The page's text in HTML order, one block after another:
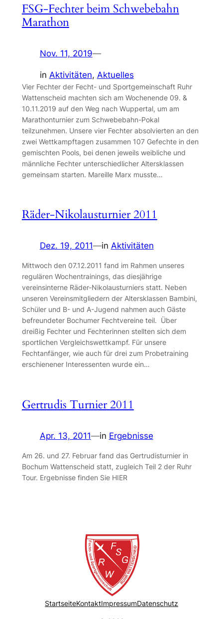
FSG-Fechter beim Schwebebahn
Marathon
Nov. 11, 2019—
in Aktivitäten, Aktuelles
Vier Fechter der Fecht- und Sportgemeinschaft Ruhr
Wattenscheid machten sich am Wochenende 09. &
10.11.2019 auf den Weg nach Wuppertal, um am
Marathonturnier zum Schwebebahn-Pokal
teilzunehmen. Unsere vier Fechter absolvierten an den
zwei Wettkampftagen zusammen 107 Gefechte in den
gemischten Pools, bei denen jeweils weibliche und
männliche Fechter unterschiedlicher Altersklassen
gemeinsam starten. Mareille Marx musste…
Räder-Nikolausturnier 2011
Dez. 19, 2011—in Aktivitäten
Mittwoch den 07.12.2011 fand im Rahmen unseres
regulären Wochentrainings, das diesjährige
vereinsinterne Räder-Nikolausturniers statt. Neben
unseren Vereinsmitgliedern der Altersklassen Bambini,
Schüler und B- und A-Jugend nahmen auch Gäste
befreundeter Bochumer Fechtvereine teil. Über
dreißig Fechter und Fechterinnen stellten sich dem
sportlichen Vergleichswettkampf. Für unsere
Fechtanfänger, wie auch für drei zum Probetraining
erschienener Interessenten wurde ein…
Gertrudis Turnier 2011
Apr. 13, 2011—in Ergebnisse
Am 26. und 27. Februar fand das Gertrudisturnier in
Bochum Wattenscheid statt, zugleich Teil 2 der Ruhr
Tour. Ergebnisse finden Sie HIER
StartseiteKontaktImpressumDatenschutz